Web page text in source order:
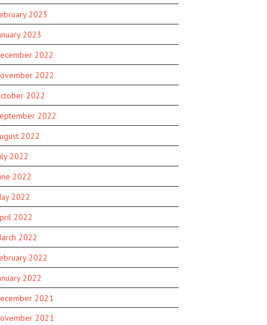
2023
2023
2022
2022
2022
2022
2022
2022
2022
2022
2022
2022
2022
2022
2021
2021